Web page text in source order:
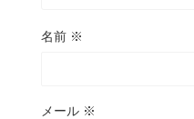
名前 ※
メール ※